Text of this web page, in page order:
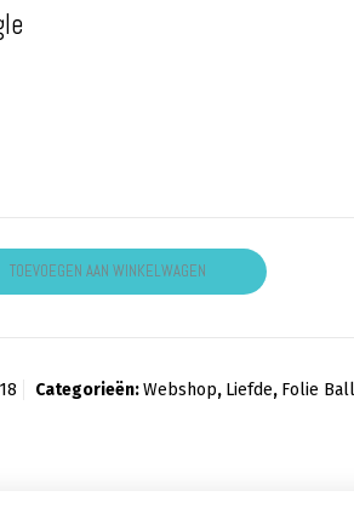
aantal
TOEVOEGEN AAN WINKELWAGEN
Categorieën:Webshop, Liefde, Folie